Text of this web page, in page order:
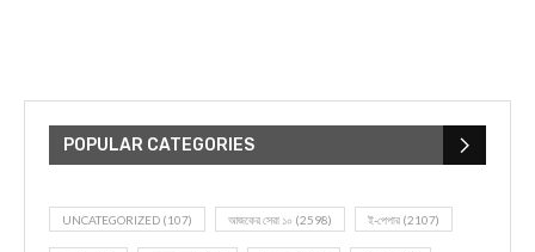
POPULAR CATEGORIES
UNCATEGORIZED (107) আজকের সেরা ১০ (2598) ই-পেপার (2107)